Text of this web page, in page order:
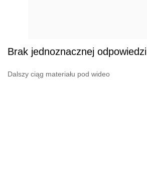
Brak jednoznacznej odpowiedzi
Dalszy ciąg materiału pod wideo